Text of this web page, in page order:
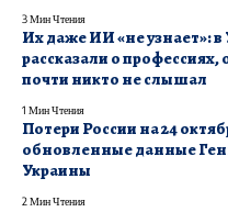
3 Мин Чтения
Их даже ИИ «не узнает»: в
рассказали о профессиях,
почти никто не слышал
1 Мин Чтения
Потери России на 24
обновленные данные
Украины
2 Мин Чтения